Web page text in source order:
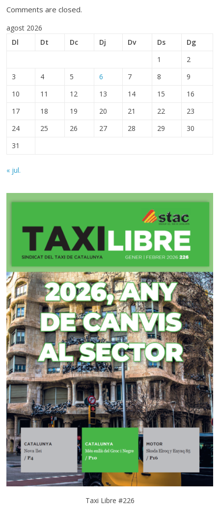
Comments are closed.
agost 2026
Dl
Dt Dc Dj Dv Ds
Dg
1
2
3
4 5 6 7 8
9
10
11 12 13 14 15
16
17
18 19 20 21 22
23
24
25 26 27 28 29
30
31
« jul.
Taxi Libre #226